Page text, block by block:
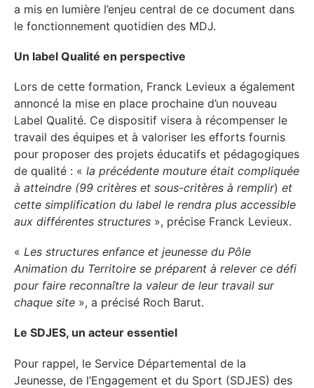
a mis en lumière l’enjeu central de ce document dans
le fonctionnement quotidien des MDJ.
Un label Qualité en perspective
Lors de cette formation, Franck Levieux a également
annoncé la mise en place prochaine d’un nouveau
Label Qualité. Ce dispositif visera à récompenser le
travail des équipes et à valoriser les efforts fournis
pour proposer des projets éducatifs et pédagogiques
de qualité : « la précédente mouture était compliquée
à atteindre (99 critères et sous-critères à remplir) et
cette simplification du label le rendra plus accessible
aux différentes structures », précise Franck Levieux.
« Les structures enfance et jeunesse du Pôle
Animation du Territoire se préparent à relever ce défi
pour faire reconnaître la valeur de leur travail sur
chaque site », a précisé Roch Barut.
Le SDJES, un acteur essentiel
Pour rappel, le Service Départemental de la
Jeunesse, de l’Engagement et du Sport (SDJES) des